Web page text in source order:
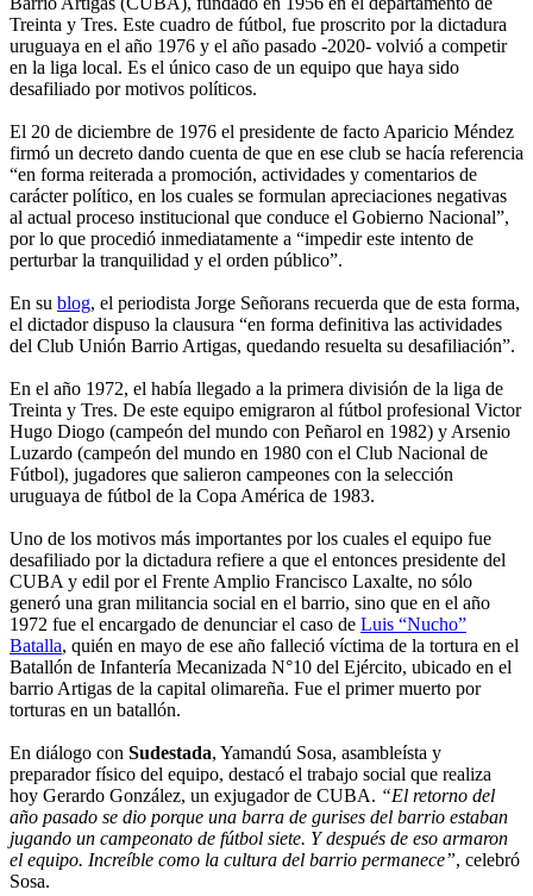
Treinta y Tres. Este cuadro de fútbol, fue proscrito por la dictadura
uruguaya en el año 1976 y el año pasado -2020- volvió a competir
en la liga local. Es el único caso de un equipo que haya sido
desafiliado por motivos políticos.
El 20 de diciembre de 1976 el presidente de facto Aparicio Méndez
firmó un decreto dando cuenta de que en ese club se hacía referencia
“en forma reiterada a promoción, actividades y comentarios de
carácter político, en los cuales se formulan apreciaciones negativas
al actual proceso institucional que conduce el Gobierno Nacional”,
por lo que procedió inmediatamente a “impedir este intento de
perturbar la tranquilidad y el orden público”.
En su blog, el periodista Jorge Señorans recuerda que de esta forma,
el dictador dispuso la clausura “en forma definitiva las actividades
del Club Unión Barrio Artigas, quedando resuelta su desafiliación”.
En el año 1972, el había llegado a la primera división de la liga de
Treinta y Tres. De este equipo emigraron al fútbol profesional Victor
Hugo Diogo (campeón del mundo con Peñarol en 1982) y Arsenio
Luzardo (campeón del mundo en 1980 con el Club Nacional de
Fútbol), jugadores que salieron campeones con la selección
uruguaya de fútbol de la Copa América de 1983.
Uno de los motivos más importantes por los cuales el equipo fue
desafiliado por la dictadura refiere a que el entonces presidente del
CUBA y edil por el Frente Amplio Francisco Laxalte, no sólo
generó una gran militancia social en el barrio, sino que en el año
1972 fue el encargado de denunciar el caso de Luis “Nucho”
Batalla, quién en mayo de ese año falleció víctima de la tortura en el
Batallón de Infantería Mecanizada N°10 del Ejército, ubicado en el
barrio Artigas de la capital olimareña. Fue el primer muerto por
torturas en un batallón.
En diálogo con Sudestada, Yamandú Sosa, asambleísta y
preparador físico del equipo, destacó el trabajo social que realiza
hoy Gerardo González, un exjugador de CUBA. “El retorno del
año pasado se dio porque una barra de gurises del barrio estaban
jugando un campeonato de fútbol siete. Y después de eso armaron
el equipo. Increíble como la cultura del barrio permanece”, celebró
Sosa.